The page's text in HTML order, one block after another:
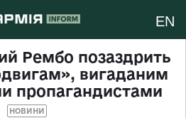
EN
Рембо позаздрить
вигаданим
пропагандистами
НОВИНИ